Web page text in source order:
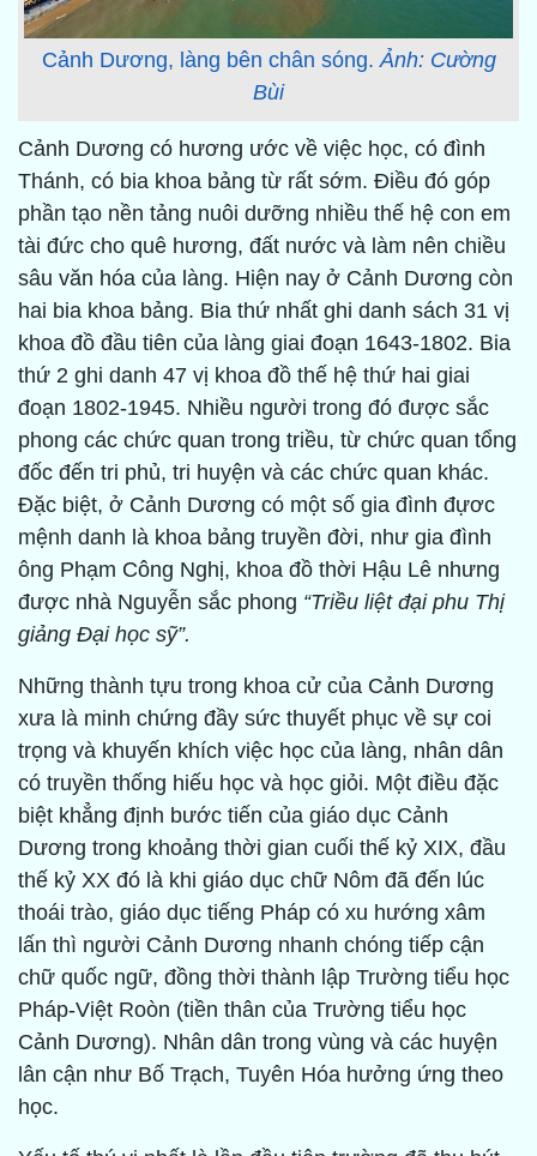
Cảnh Dương, làng bên chân sóng. Ảnh: Cường
Bùi
Cảnh Dương có hương ước về việc học, có đình
Thánh, có bia khoa bảng từ rất sớm. Điều đó góp
phần tạo nền tảng nuôi dưỡng nhiều thế hệ con em
tài đức cho quê hương, đất nước và làm nên chiều
sâu văn hóa của làng. Hiện nay ở Cảnh Dương còn
hai bia khoa bảng. Bia thứ nhất ghi danh sách 31 vị
khoa đồ đầu tiên của làng giai đoạn 1643-1802. Bia
thứ 2 ghi danh 47 vị khoa đồ thế hệ thứ hai giai
đoạn 1802-1945. Nhiều người trong đó được sắc
phong các chức quan trong triều, từ chức quan tổng
đốc đến tri phủ, tri huyện và các chức quan khác.
Đặc biệt, ở Cảnh Dương có một số gia đình đựơc
mệnh danh là khoa bảng truyền đời, như gia đình
ông Phạm Công Nghị, khoa đồ thời Hậu Lê nhưng
được nhà Nguyễn sắc phong “Triều liệt đại phu Thị
giảng Đại học sỹ”.
Những thành tựu trong khoa cử của Cảnh Dương
xưa là minh chứng đầy sức thuyết phục về sự coi
trọng và khuyến khích việc học của làng, nhân dân
có truyền thống hiếu học và học giỏi. Một điều đặc
biệt khẳng định bước tiến của giáo dục Cảnh
Dương trong khoảng thời gian cuối thế kỷ XIX, đầu
thế kỷ XX đó là khi giáo dục chữ Nôm đã đến lúc
thoái trào, giáo dục tiếng Pháp có xu hướng xâm
lấn thì người Cảnh Dương nhanh chóng tiếp cận
chữ quốc ngữ, đồng thời thành lập Trường tiểu học
Pháp-Việt Roòn (tiền thân của Trường tiểu học
Cảnh Dương). Nhân dân trong vùng và các huyện
lân cận như Bố Trạch, Tuyên Hóa hưởng ứng theo
học.